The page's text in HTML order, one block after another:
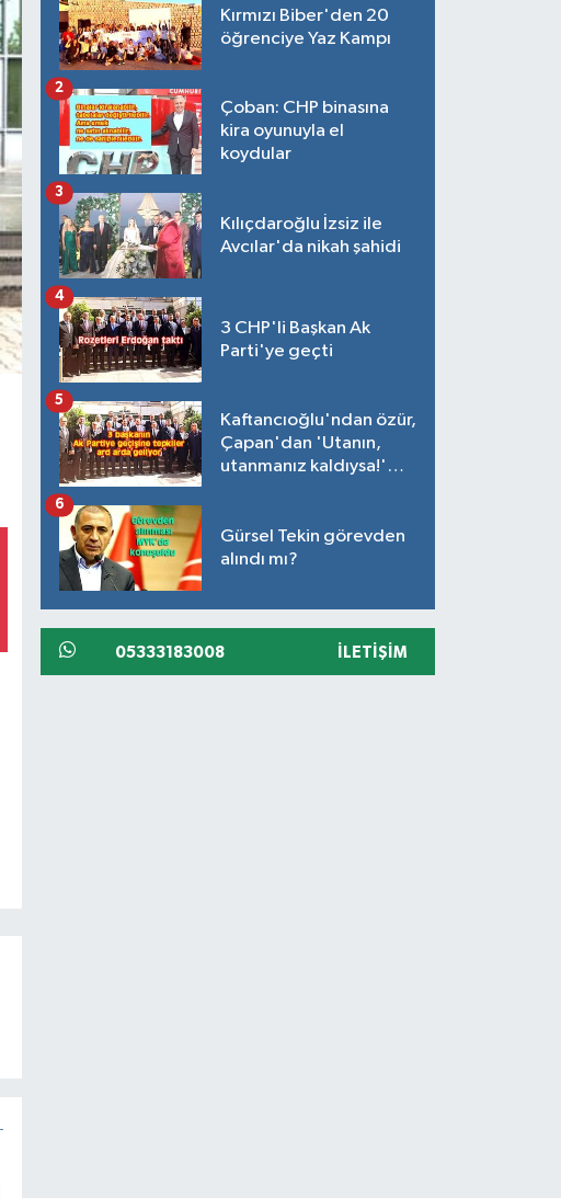
Kırmızı Biber'den 20
öğrenciye Yaz Kampı
Çoban: CHP binasına
kira oyunuyla el
koydular
2
Kılıçdaroğlu İzsiz ile
Avcılar'da nikah şahidi
3
3 CHP'li Başkan Ak
Parti'ye geçti
4
Kaftancıoğlu'ndan özür,
Çapan'dan 'Utanın,
utanmanız kaldıysa!'
5
Gürsel Tekin görevden
alındı mı?
6
05333183008 İLETIŞIM